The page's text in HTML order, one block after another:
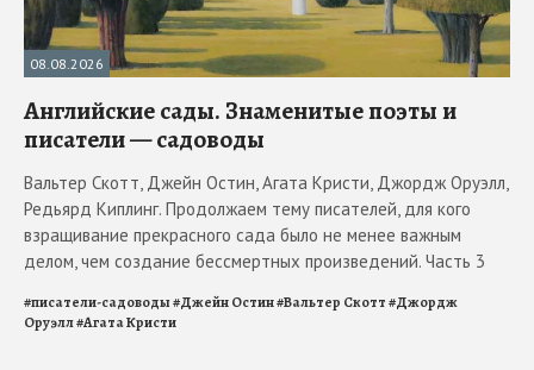
08.08.2026
Английские сады. Знаменитые поэты и
писатели — садоводы
Вальтер Скотт, Джейн Остин, Агата Кристи, Джордж Оруэлл,
Редьярд Киплинг. Продолжаем тему писателей, для кого
взращивание прекрасного сада было не менее важным
делом, чем создание бессмертных произведений. Часть 3
#писатели-садоводы#Джейн Остин#Вальтер Скотт#Джордж
Оруэлл#Агата Кристи